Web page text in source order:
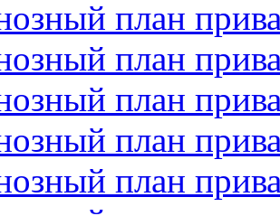
план
план
план
план
план